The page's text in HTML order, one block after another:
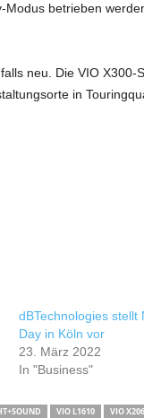
betrieben
neu. Die VIO
in
dBTechnologies stellt
Day in Köln vor
23. März 2022
In "Business"
VIO L1610 VIO X206